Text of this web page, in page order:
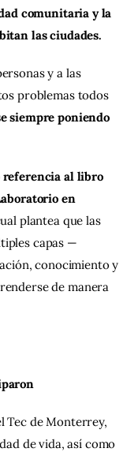
comunitaria y la
las ciudades.
y a las
problemas todos
siempre poniendo
referencia al libro
en
plantea que las
capas —
conocimiento y
de manera
Tec de Monterrey,
de vida, así como